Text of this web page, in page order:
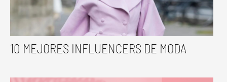
10 MEJORES INFLUENCERS DE MODA